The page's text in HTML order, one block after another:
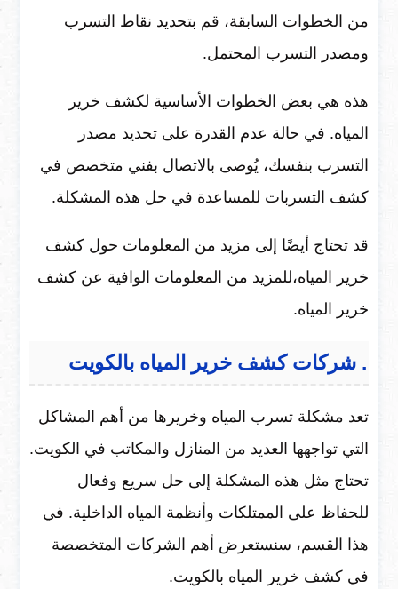
من الخطوات السابقة، قم بتحديد نقاط التسرب
ومصدر التسرب المحتمل.
هذه هي بعض الخطوات الأساسية لكشف خرير
المياه. في حالة عدم القدرة على تحديد مصدر
التسرب بنفسك، يُوصى بالاتصال بفني متخصص في
كشف التسربات للمساعدة في حل هذه المشكلة.
قد تحتاج أيضًا إلى مزيد من المعلومات حول كشف
خرير المياه،للمزيد من المعلومات الوافية عن كشف
خرير المياه.
. شركات كشف خرير المياه بالكويت
تعد مشكلة تسرب المياه وخريرها من أهم المشاكل
التي تواجهها العديد من المنازل والمكاتب في الكويت.
تحتاج مثل هذه المشكلة إلى حل سريع وفعال
للحفاظ على الممتلكات وأنظمة المياه الداخلية. في
هذا القسم، سنستعرض أهم الشركات المتخصصة
في كشف خرير المياه بالكويت.